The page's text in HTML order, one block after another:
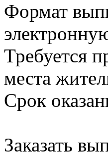
Формат
Требуется
места
Срок
Заказать